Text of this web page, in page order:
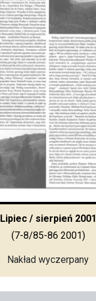
Lipiec / sierpień 2001
(7-8/85-86 2001)
Nakład wyczerpany